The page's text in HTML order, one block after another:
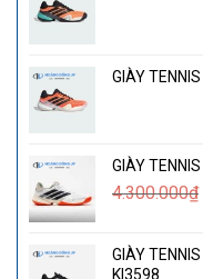
GIÀY
GIÀY
4.300.000₫
GIÀY
KI3598